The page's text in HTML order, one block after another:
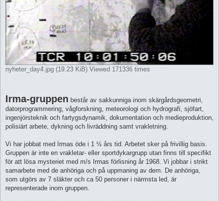
nyheter_day4.jpg (19.23 KiB) Viewed 171336 times
Irma-gruppen består av sakkunniga inom skärgårdsgeometri,
datorprogrammering, vågforskning, meteorologi och hydrografi, sjöfart,
ingenjörsteknik och fartygsdynamik, dokumentation och medieproduktion,
polisiärt arbete, dykning och livräddning samt vrakletning.
Vi har jobbat med Irmas öde i 1 ½ års tid. Arbetet sker på frivillig basis.
Gruppen är inte en vrakletar- eller sportdykargrupp utan finns till specifikt
för att lösa mysteriet med m/s Irmas förlisning år 1968. Vi jobbar i strikt
samarbete med de anhöriga och på uppmaning av dem. De anhöriga,
som utgörs av 7 släkter och ca 50 personer i närmsta led, är
representerade inom gruppen.